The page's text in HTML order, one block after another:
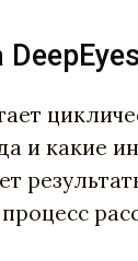
и какие